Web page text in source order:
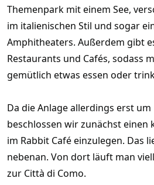
Themenpark mit einem See,
im italienischen Stil und sogar
Amphitheaters. Außerdem gibt
Restaurants und Cafés, sodass
gemütlich etwas essen oder
Da die Anlage allerdings erst
beschlossen wir zunächst einen
im Rabbit Café einzulegen. Das
nebenan. Von dort läuft man
zur Città di Como.